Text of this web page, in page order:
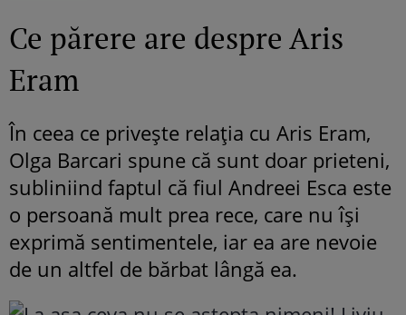
Ce părere are despre Aris
Eram
În ceea ce privește relația cu Aris Eram,
Olga Barcari spune că sunt doar prieteni,
subliniind faptul că fiul Andreei Esca este
o persoană mult prea rece, care nu își
exprimă sentimentele, iar ea are nevoie
de un altfel de bărbat lângă ea.